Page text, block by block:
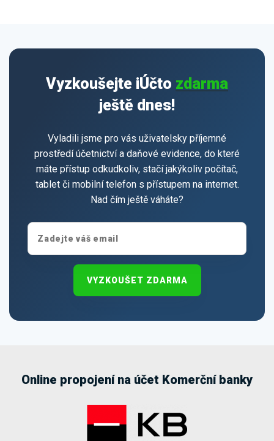
Vyzkoušejte iÚčto zdarma
ještě dnes!
Vyladili jsme pro vás uživatelsky příjemné
prostředí účetnictví a daňové evidence, do které
máte přístup odkudkoliv, stačí jakýkoliv počítač,
tablet či mobilní telefon s přístupem na internet.
Nad čím ještě váháte?
VYZKOUŠET ZDARMA
Online propojení na účet Komerční banky